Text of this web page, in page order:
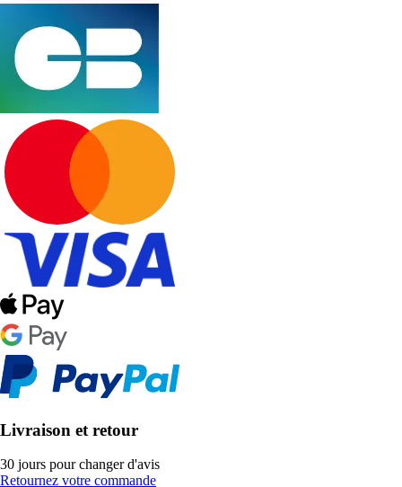
Livraison et retour
30 jours pour changer d'avis
Retournez votre commande